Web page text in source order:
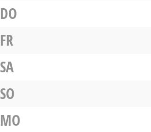
DO
FR
SA
SO
MO